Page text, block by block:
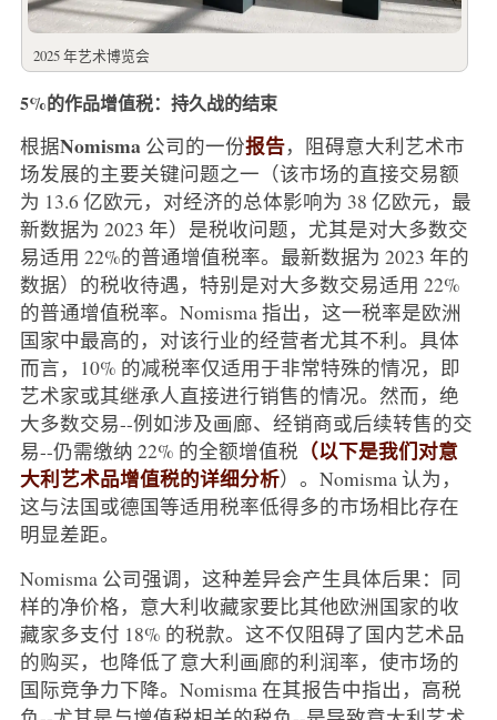
2025 年艺术博览会
5%的作品增值税：持久战的结束
根据Nomisma公司的一份报告，阻碍意大利艺术市
场发展的主要关键问题之一（该市场的直接交易额
为 13.6 亿欧元，对经济的总体影响为 38 亿欧元，最
新数据为 2023 年）是税收问题，尤其是对大多数交
易适用 22%的普通增值税率。最新数据为 2023 年的
数据）的税收待遇，特别是对大多数交易适用 22%
的普通增值税率。Nomisma 指出，这一税率是欧洲
国家中最高的，对该行业的经营者尤其不利。具体
而言，10% 的减税率仅适用于非常特殊的情况，即
艺术家或其继承人直接进行销售的情况。然而，绝
大多数交易--例如涉及画廊、经销商或后续转售的交
易--仍需缴纳 22% 的全额增值税 （以下是我们对意
大利艺术品增值税的详细分析）。Nomisma 认为，
这与法国或德国等适用税率低得多的市场相比存在
明显差距。
Nomisma 公司强调，这种差异会产生具体后果：同
样的净价格，意大利收藏家要比其他欧洲国家的收
藏家多支付 18% 的税款。这不仅阻碍了国内艺术品
的购买，也降低了意大利画廊的利润率，使市场的
国际竞争力下降。Nomisma 在其报告中指出，高税